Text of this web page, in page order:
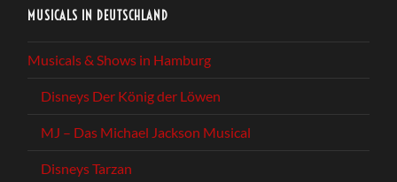
MUSICALS IN DEUTSCHLAND
Musicals & Shows in Hamburg
Disneys Der König der Löwen
MJ – Das Michael Jackson Musical
Disneys Tarzan